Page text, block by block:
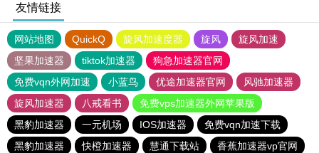
友情链接
网站地图 QuickQ 旋风加速度器 旋风
旋风加速
坚果加速器
tiktok加速器
狗急加速器官网
免费vqn外网加速
小蓝鸟 优途加速器官网
风驰加速器
旋风加速器
八戒看书
免费vps加速器外网苹果版
黑豹加速器
一元机场 IOS加速器
免费vqn加速下载
黑豹加速器
快橙加速器 慧通下载站
香蕉加速器vp官网